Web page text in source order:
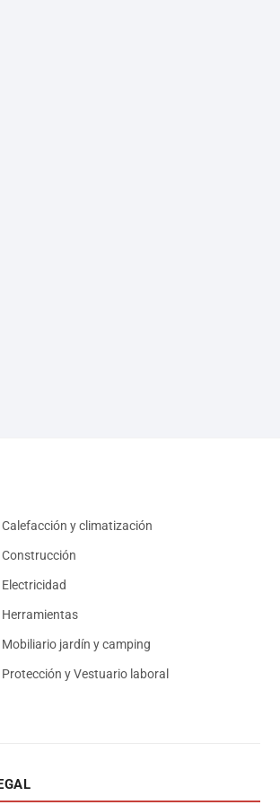
Calefacción y climatización
Construcción
Electricidad
Herramientas
Mobiliario jardín y camping
Protección y Vestuario laboral